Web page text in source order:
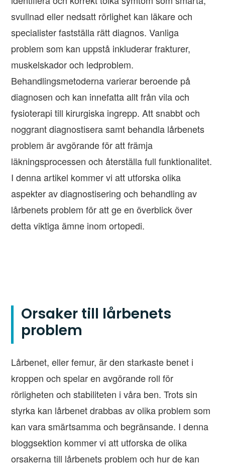
svullnad eller nedsatt rörlighet kan läkare och
specialister fastställa rätt diagnos. Vanliga
problem som kan uppstå inkluderar frakturer,
muskelskador och ledproblem.
Behandlingsmetoderna varierar beroende på
diagnosen och kan innefatta allt från vila och
fysioterapi till kirurgiska ingrepp. Att snabbt och
noggrant diagnostisera samt behandla lårbenets
problem är avgörande för att främja
läkningsprocessen och återställa full funktionalitet.
I denna artikel kommer vi att utforska olika
aspekter av diagnostisering och behandling av
lårbenets problem för att ge en överblick över
detta viktiga ämne inom ortopedi.
Orsaker till lårbenets
problem
Lårbenet, eller femur, är den starkaste benet i
kroppen och spelar en avgörande roll för
rörligheten och stabiliteten i våra ben. Trots sin
styrka kan lårbenet drabbas av olika problem som
kan vara smärtsamma och begränsande. I denna
bloggsektion kommer vi att utforska de olika
orsakerna till lårbenets problem och hur de kan